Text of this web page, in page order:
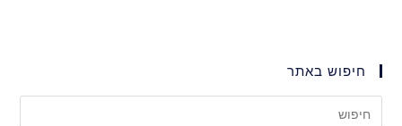
חיפוש באתר